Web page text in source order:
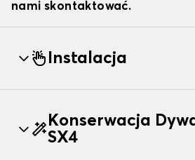
nami skontaktować.
Instalacja
Konserwacja
SX4